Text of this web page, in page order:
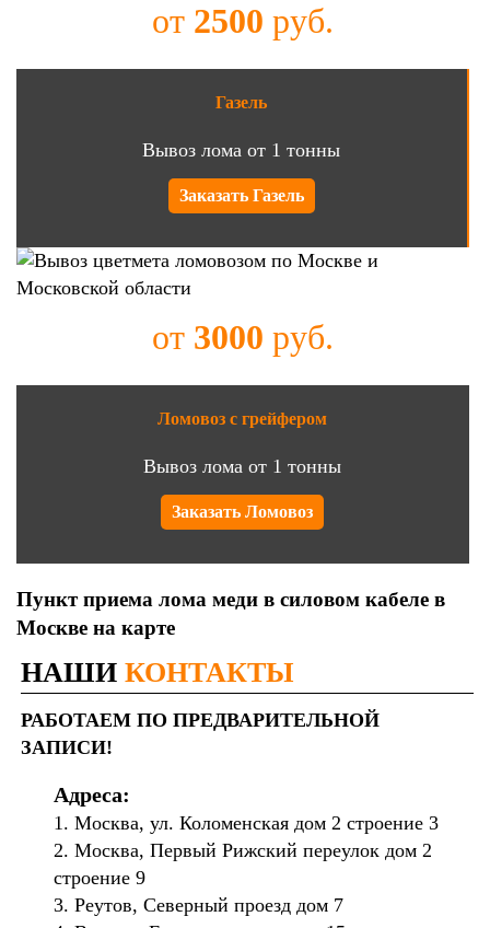
от 2500 руб.
Газель
Вывоз лома от 1 тонны
Заказать Газель
от 3000 руб.
Ломовоз с грейфером
Вывоз лома от 1 тонны
Заказать Ломовоз
Пункт приема лома меди в силовом кабеле в
Москве на карте
НАШИКОНТАКТЫ
РАБОТАЕМ ПО ПРЕДВАРИТЕЛЬНОЙ
ЗАПИСИ!
Адреса:
1. Москва, ул. Коломенская дом 2 строение 3
2. Москва, Первый Рижский переулок дом 2
строение 9
3. Реутов, Северный проезд дом 7